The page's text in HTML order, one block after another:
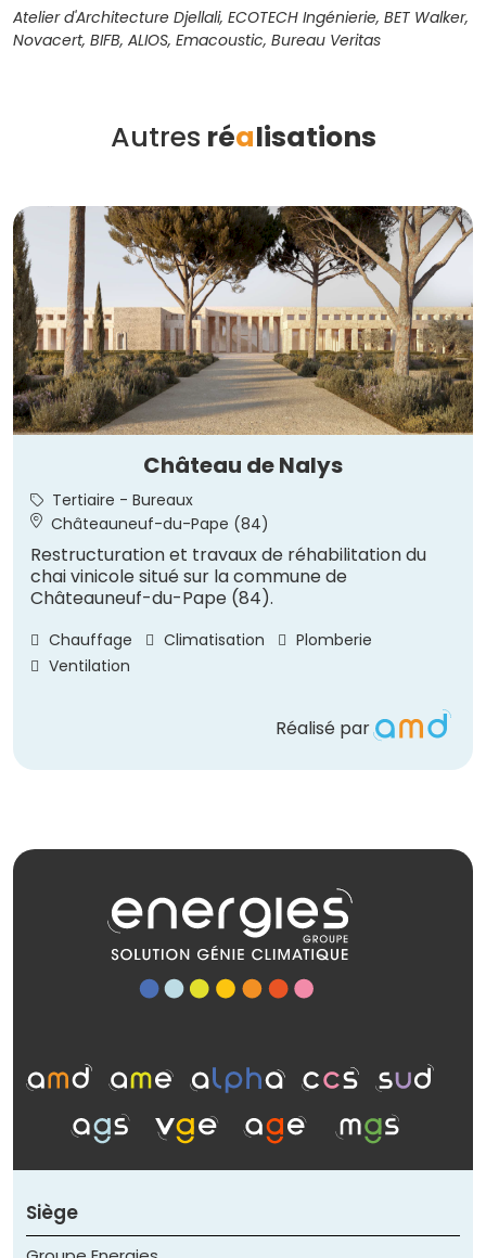
Atelier d'Architecture Djellali, ECOTECH Ingénierie, BET Walker,
Novacert, BIFB, ALIOS, Emacoustic, Bureau Veritas
Autres réalisations
Château de Nalys
Tertiaire - Bureaux
Châteauneuf-du-Pape (84)
Restructuration et travaux de réhabilitation du
chai vinicole situé sur la commune de
Châteauneuf-du-Pape (84).
Chauffage Climatisation
Plomberie
Ventilation
Réalisé par
Siège